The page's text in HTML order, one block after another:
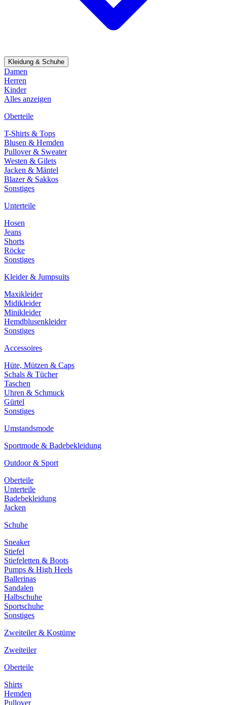
Kleidung & Schuhe
Damen
Herren
Kinder
Alles anzeigen
Oberteile
T-Shirts & Tops
Blusen & Hemden
Pullover & Sweater
Westen & Gilets
Jacken & Mäntel
Blazer & Sakkos
Sonstiges
Unterteile
Hosen
Jeans
Shorts
Röcke
Sonstiges
Kleider & Jumpsuits
Maxikleider
Midikleider
Minikleider
Hemdblusenkleider
Sonstiges
Accessoires
Hüte, Mützen & Caps
Schals & Tücher
Taschen
Uhren & Schmuck
Gürtel
Sonstiges
Umstandsmode
Sportmode & Badebekleidung
Outdoor & Sport
Oberteile
Unterteile
Badebekleidung
Jacken
Schuhe
Sneaker
Stiefel
Stiefeletten & Boots
Pumps & High Heels
Ballerinas
Sandalen
Halbschuhe
Sportschuhe
Sonstiges
Zweiteiler & Kostüme
Zweiteiler
Oberteile
Shirts
Hemden
Pullover